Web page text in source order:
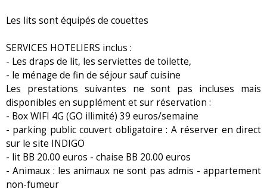
Les lits sont équipés de couettes
SERVICES HOTELIERS inclus :
- Les draps de lit, les serviettes de toilette,
- le ménage de fin de séjour sauf cuisine
Les prestations suivantes ne sont pas incluses mais
disponibles en supplément et sur réservation :
- Box WIFI 4G (GO illimité) 39 euros/semaine
- parking public couvert obligatoire : A réserver en direct
sur le site INDIGO
- lit BB 20.00 euros - chaise BB 20.00 euros
- Animaux : les animaux ne sont pas admis - appartement
non-fumeur